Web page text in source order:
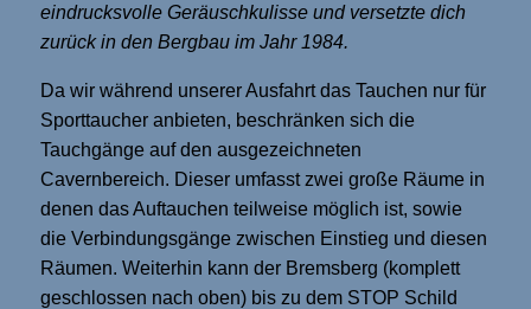
eindrucksvolle Geräuschkulisse und versetzte dich
zurück in den Bergbau im Jahr 1984.
Da wir während unserer Ausfahrt das Tauchen nur für
Sporttaucher anbieten, beschränken sich die
Tauchgänge auf den ausgezeichneten
Cavernbereich. Dieser umfasst zwei große Räume in
denen das Auftauchen teilweise möglich ist, sowie
die Verbindungsgänge zwischen Einstieg und diesen
Räumen. Weiterhin kann der Bremsberg (komplett
geschlossen nach oben) bis zu dem STOP Schild